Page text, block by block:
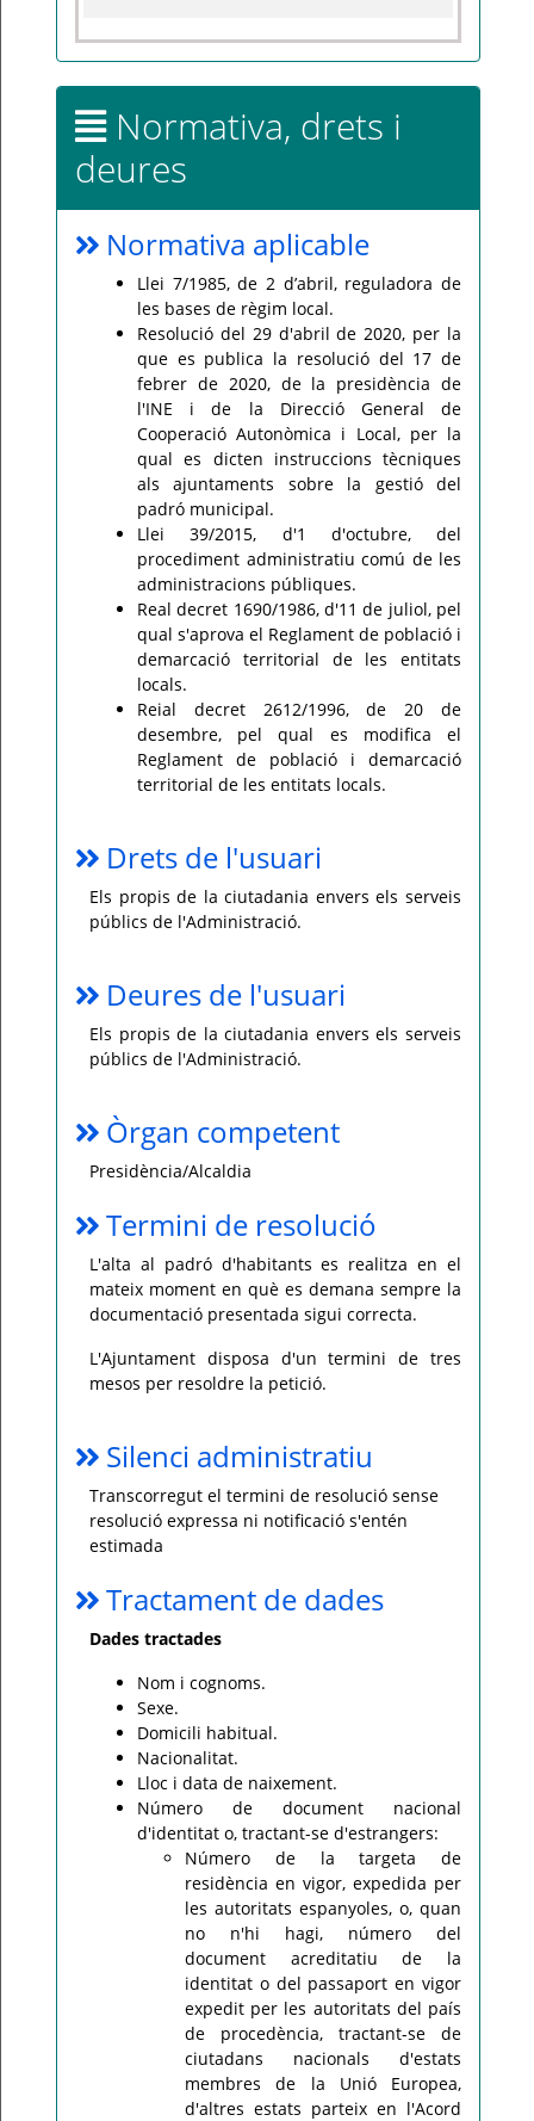
Normativa, drets i
deures
Normativa aplicable
Llei 7/1985, de 2 d’abril, reguladora de
les bases de règim local.
Resolució del 29 d'abril de 2020, per la
que es publica la resolució del 17 de
febrer de 2020, de la presidència de
l'INE i de la Direcció General de
Cooperació Autonòmica i Local, per la
qual es dicten instruccions tècniques
als ajuntaments sobre la gestió del
padró municipal.
Llei 39/2015, d'1 d'octubre, del
procediment administratiu comú de les
administracions públiques.
Real decret 1690/1986, d'11 de juliol, pel
qual s'aprova el Reglament de població i
demarcació territorial de les entitats
locals.
Reial decret 2612/1996, de 20 de
desembre, pel qual es modifica el
Reglament de població i demarcació
territorial de les entitats locals.
Drets de l'usuari
Els propis de la ciutadania envers els serveis
públics de l'Administració.
Deures de l'usuari
Els propis de la ciutadania envers els serveis
públics de l'Administració.
Òrgan competent
Presidència/Alcaldia
Termini de resolució
L'alta al padró d'habitants es realitza en el
mateix moment en què es demana sempre la
documentació presentada sigui correcta.
L'Ajuntament disposa d'un termini de tres
mesos per resoldre la petició.
Silenci administratiu
Transcorregut el termini de resolució sense
resolució expressa ni notificació s'entén
estimada
Tractament de dades
Dades tractades
Nom i cognoms.
Sexe.
Domicili habitual.
Nacionalitat.
Lloc i data de naixement.
Número de document nacional
d'identitat o, tractant-se d'estrangers:
Número de la targeta de
residència en vigor, expedida per
les autoritats espanyoles, o, quan
no n'hi hagi, número del
document acreditatiu de la
identitat o del passaport en vigor
expedit per les autoritats del país
de procedència, tractant-se de
ciutadans nacionals d'estats
membres de la Unió Europea,
d'altres estats parteix en l'Acord